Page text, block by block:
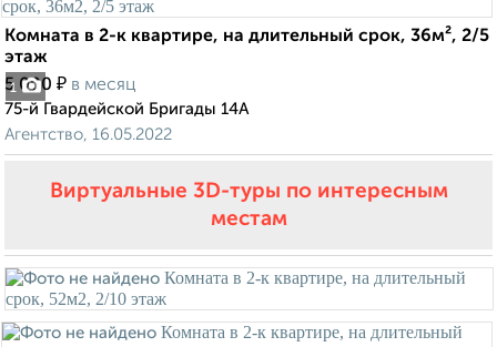
1
Комната в 2-к квартире, на длительный срок, 36м², 2/5
этаж
5 000 ₽ в месяц
75-й Гвардейской Бригады 14А
Агентство, 16.05.2022
Виртуальные 3D-туры по интересным
местам